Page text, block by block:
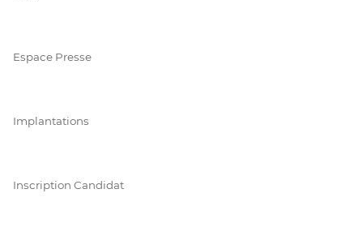
Espace Presse
Implantations
Inscription Candidat